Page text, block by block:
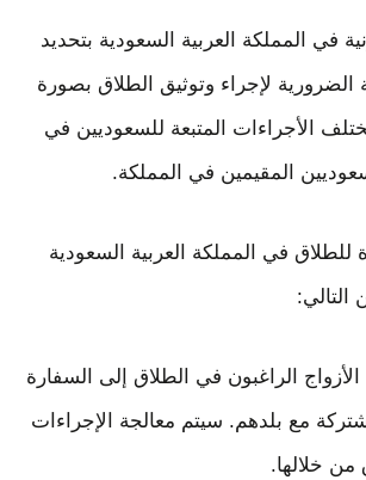
في المملكة العربية السعودية بتحديد
الضرورية لإجراء وتوثيق الطلاق بصورة
الأجراءات المتبعة للسعوديين في
المقيمين في المملكة.
للطلاق في المملكة العربية السعودية
التالي:
الراغبون في الطلاق إلى السفارة
مع بلدهم. سيتم معالجة الإجراءات
من خلالها.